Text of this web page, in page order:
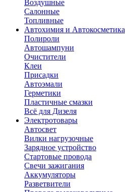
Воздушные
Салонные
Топливные
Автохимия и Автокосметика
Полироли
Автошампуни
Очистители
Клеи
Присадки
Автоэмали
Герметики
Пластичные смазки
Всё для Дизеля
Электротовары
Автосвет
Вилки нагрузочные
Зарядное устройство
Стартовые провода
Свечи зажигания
Аккумуляторы
Разветвители